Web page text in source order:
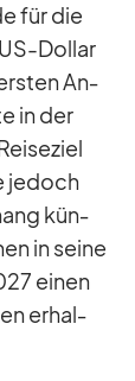
für die
Dol­lar
An­
in der
je­doch
kün­
in seine
ei­nen
er­hal­